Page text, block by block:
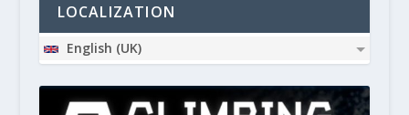
LOCALIZATION
English (UK)